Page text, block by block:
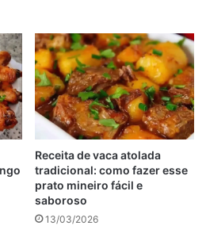
Chocolate
Receita de vaca atolada
tradicional: como fazer esse
prato mineiro fácil e
saboroso
13/03/2026